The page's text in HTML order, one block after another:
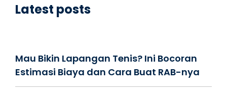
Latest posts
Mau Bikin Lapangan Tenis? Ini Bocoran
Estimasi Biaya dan Cara Buat RAB-nya